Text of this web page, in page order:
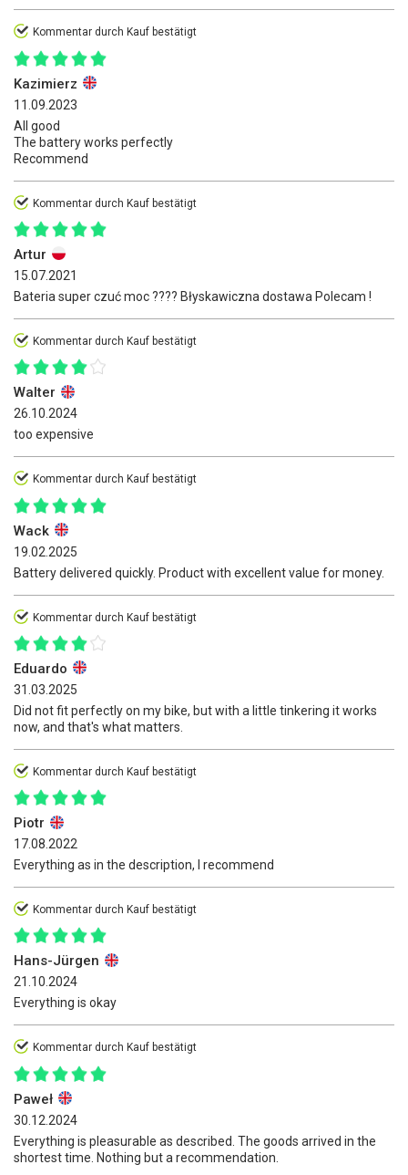
Kommentar durch Kauf bestätigt
Kazimierz
11.09.2023
All good
The battery works perfectly
Recommend
Kommentar durch Kauf bestätigt
Artur
15.07.2021
Bateria super czuć moc ???? Błyskawiczna dostawa Polecam !
Kommentar durch Kauf bestätigt
Walter
26.10.2024
too expensive
Kommentar durch Kauf bestätigt
Wack
19.02.2025
Battery delivered quickly. Product with excellent value for money.
Kommentar durch Kauf bestätigt
Eduardo
31.03.2025
Did not fit perfectly on my bike, but with a little tinkering it works
now, and that's what matters.
Kommentar durch Kauf bestätigt
Piotr
17.08.2022
Everything as in the description, I recommend
Kommentar durch Kauf bestätigt
Hans-Jürgen
21.10.2024
Everything is okay
Kommentar durch Kauf bestätigt
Paweł
30.12.2024
Everything is pleasurable as described. The goods arrived in the
shortest time. Nothing but a recommendation.